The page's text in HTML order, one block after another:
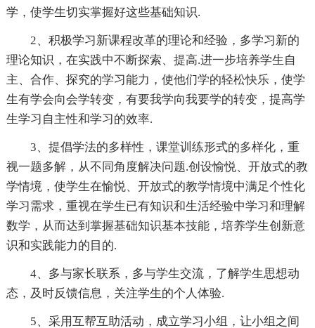
学，使学生切实掌握好这些基础知识.
2、积极学习新课程改革的理论和经验，多学习新的
理论知识，在实践中不断探索、提高.进一步培养学生自
主、合作、探究的学习能力，使他们学的轻松快乐，使学
生有学会向会学转变，有要我学向我要学的转变，提高学
生学习自主性和学习的效率.
3、提倡学法的多样性，课堂训练形式的多样化，重
视一题多解，从不同角度解决问题.创设愉悦、开放式的教
学情境，使学生在愉悦、开放式的教学情境中满足个性化
学习需求，重视在学生已有知识和生活经验中学习和理解
数学，从而达到掌握基础知识基本技能，培养学生创新意
识和实践能力的目的.
4、多与家长联系，多与学生交流，了解学生思想动
态，及时反馈信息，关注学生的个人体验.
5、采用互帮互助活动，成立学习小组，让小组之间